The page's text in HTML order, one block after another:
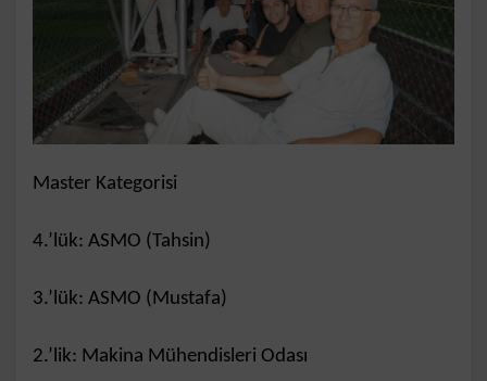
Master Kategorisi
4.’lük: ASMO (Tahsin)
3.’lük: ASMO (Mustafa)
2.’lik: Makina Mühendisleri Odası